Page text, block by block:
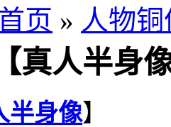
页 » 人物铜
真人半身
半身像】